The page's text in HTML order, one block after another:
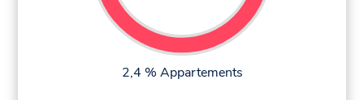
2,4 % Appartements